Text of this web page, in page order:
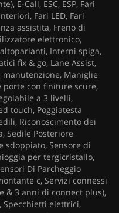
E-Call, ESC, ESP, Fari
Fari LED, Fari
assistita, Freno di
elettronico,
Interni spiga,
fix & go, Lane Assist,
Maniglie
con finiture scure,
a 3 livelli,
touch, Poggiatesta
Riconoscimento dei
Sedile Posteriore
sdoppiato, Sensore di
per tergicristallo,
Di Parcheggio
c, Servizi connessi
& 3 anni di connect plus),
Specchietti elettrici,